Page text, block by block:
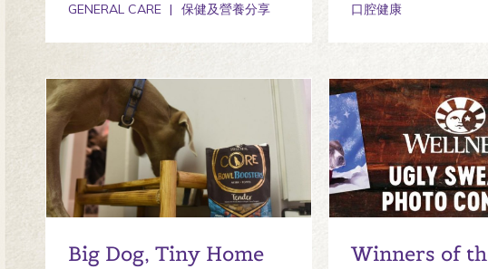
GENERAL CARE 保健及營養分享 口腔健康
Big Dog, Tiny Home
Winners of